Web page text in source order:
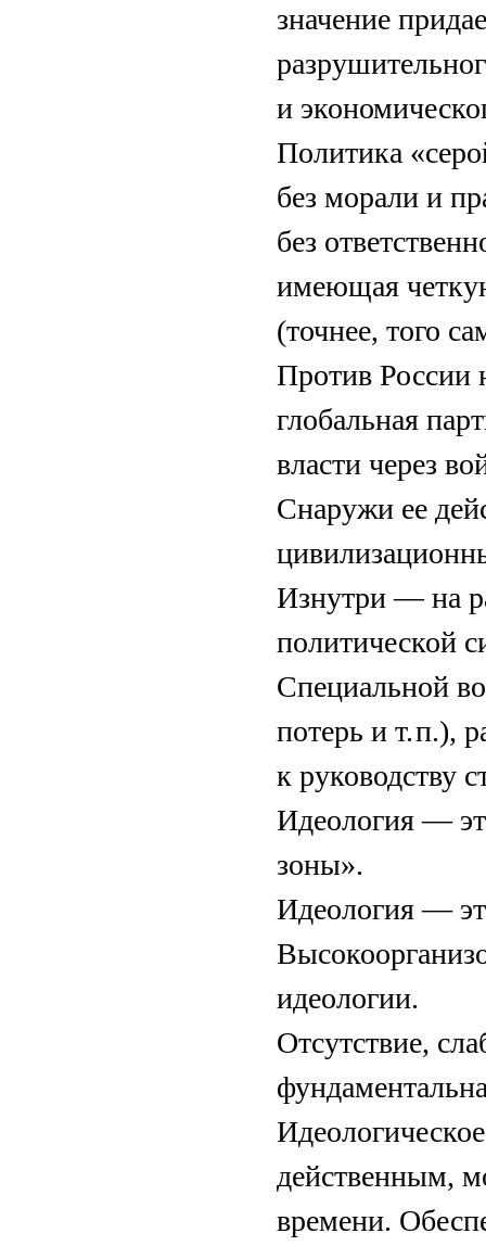
значение
и
Политика
без морали и
без
имеющая
(точнее, того
Против России
глобальная
власти через
Снаружи ее
Изнутри — на
политической
Специальной
потерь и т. п.),
к руководству
Идеология —
зоны».
Идеология —
идеологии.
Отсутствие,
действенным,
времени.